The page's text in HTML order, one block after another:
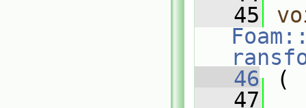
   45
   46
(
   47